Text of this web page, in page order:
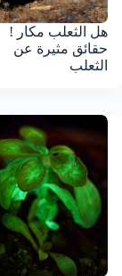
هل الثعلب مكار !
حقائق مثيرة عن
الثعلب